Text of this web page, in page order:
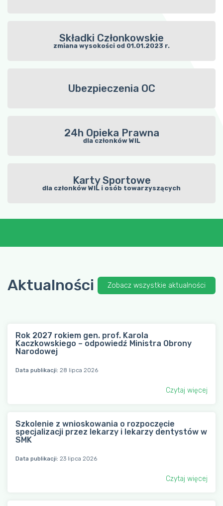
Składki Członkowskie
zmiana wysokości od 01.01.2023 r.
Ubezpieczenia OC
24h Opieka Prawna
dla członków WIL
Karty Sportowe
dla członków WIL i osób towarzyszących
Aktualności Zobacz wszystkie aktualności
Rok 2027 rokiem gen. prof. Karola
Kaczkowskiego – odpowiedź Ministra Obrony
Narodowej
Data publikacji: 28 lipca 2026
Czytaj więcej
Szkolenie z wnioskowania o rozpoczęcie
specjalizacji przez lekarzy i lekarzy dentystów w
SMK
Data publikacji: 23 lipca 2026
Czytaj więcej